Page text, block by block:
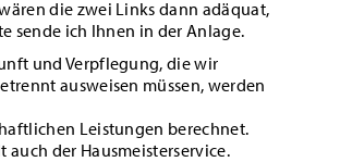
die zwei Links dann adäquat,
sende ich Ihnen in der Anlage.
und Verpflegung, die wir
ausweisen müssen, werden
Leistungen berechnet.
auch der Hausmeisterservice.